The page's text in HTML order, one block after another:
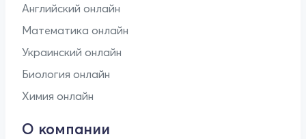
Английский онлайн
Математика онлайн
Украинский онлайн
Биология онлайн
Химия онлайн
О компании